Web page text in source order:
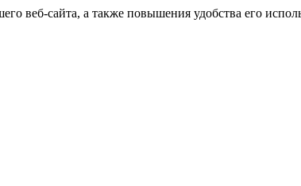
веб-сайта, а также повышения удобства его